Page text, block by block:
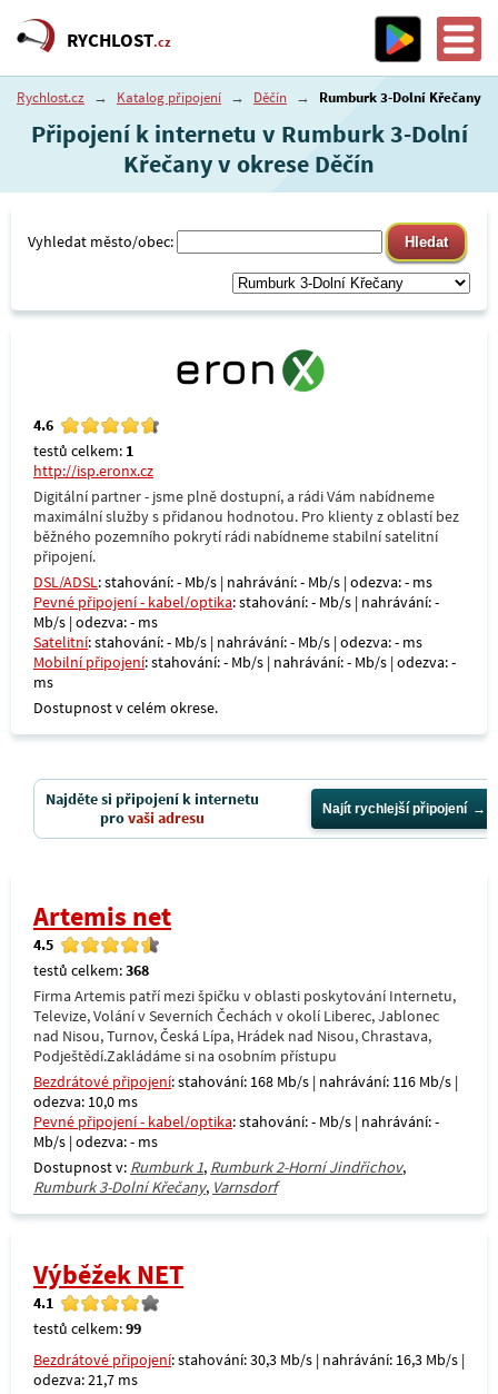
RYCHLOST.cz
Rychlost.cz → Katalog připojení → Děčín → Rumburk 3-Dolní Křečany
Připojení k internetu v Rumburk 3-Dolní
Křečany v okrese Děčín
Vyhledat město/obec:
4.6
testů celkem: 1
http://isp.eronx.cz
Digitální partner - jsme plně dostupní, a rádi Vám nabídneme
maximální služby s přidanou hodnotou. Pro klienty z oblastí bez
běžného pozemního pokrytí rádi nabídneme stabilní satelitní
připojení.
DSL/ADSL: stahování: - Mb/s | nahrávání: - Mb/s | odezva: - ms
Pevné připojení - kabel/optika: stahování: - Mb/s | nahrávání: -
Mb/s | odezva: - ms
Satelitní: stahování: - Mb/s | nahrávání: - Mb/s | odezva: - ms
Mobilní připojení: stahování: - Mb/s | nahrávání: - Mb/s | odezva: -
ms
Dostupnost v celém okrese.
Najděte si připojení k internetu
provaši adresu Najít rychlejší připojení
Artemis net
4.5
testů celkem:368
Firma Artemis patří mezi špičku v oblasti poskytování Internetu,
Televize, Volání v Severních Čechách v okolí Liberec, Jablonec
nad Nisou, Turnov, Česká Lípa, Hrádek nad Nisou, Chrastava,
Podještědí.Zakládáme si na osobním přístupu
Bezdrátové připojení: stahování: 168 Mb/s | nahrávání: 116 Mb/s |
odezva: 10,0 ms
Pevné připojení - kabel/optika: stahování: - Mb/s | nahrávání: -
Mb/s | odezva: - ms
Dostupnost v: Rumburk 1, Rumburk 2-Horní Jindřichov,
Rumburk 3-Dolní Křečany, Varnsdorf
Výběžek NET
4.1
testů celkem:99
Bezdrátové připojení: stahování: 30,3 Mb/s | nahrávání: 16,3 Mb/s |
odezva: 21,7 ms